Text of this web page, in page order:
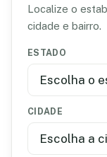
Localize o
cidade e bairro.
ESTADO
CIDADE